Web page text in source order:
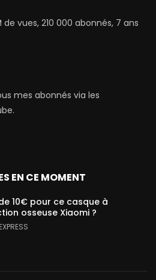
de vues, 210 000 abonnés, 7 ans
mes abonnés via les
EN CE MOMENT
10€ pour ce casque à
osseuse Xiaomi ?